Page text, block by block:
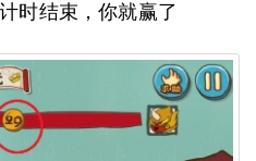
时结束，你就赢了